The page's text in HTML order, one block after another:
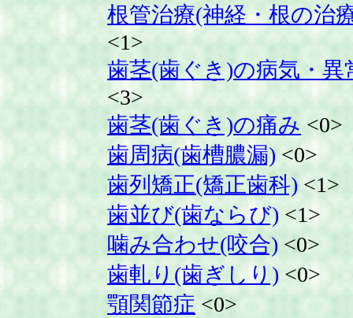
根管治療(神経・根の治
<1>
歯茎(歯ぐき)の病気・異
<3>
歯茎(歯ぐき)の痛み <0>
歯周病(歯槽膿漏) <0>
歯列矯正(矯正歯科) <1>
歯並び(歯ならび) <1>
噛み合わせ(咬合) <0>
歯軋り(歯ぎしり) <0>
顎関節症 <0>